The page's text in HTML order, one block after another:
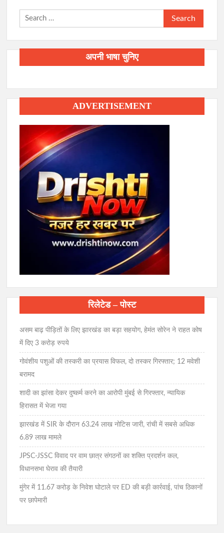
Search
for:
अपनी भाषा चुनिए
ADVERTISEMENT
रिलेटेड – पोस्ट
असम बाढ़ पीड़ितों के लिए झारखंड का बड़ा सहयोग, हेमंत सोरेन ने राहत कोष
में दिए 3 करोड़ रुपये
गोवंशीय पशुओं की तस्करी का प्रयास विफल, दो तस्कर गिरफ्तार; 12 मवेशी
बरामद
शादी का झांसा देकर दुष्कर्म करने का आरोपी मुंबई से गिरफ्तार, न्यायिक
हिरासत में भेजा गया
झारखंड में SIR के दौरान 63.24 लाख नोटिस जारी, रांची में सबसे अधिक
6.89 लाख मामले
JPSC-JSSC विवाद पर वाम छात्र संगठनों का शक्ति प्रदर्शन कल,
विधानसभा घेराव की तैयारी
मुंगेर में 11.67 करोड़ के निवेश घोटाले पर ED की बड़ी कार्रवाई, पांच ठिकानों
पर छापेमारी